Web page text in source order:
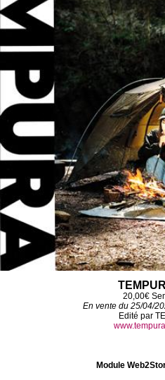
20,00€
En vente du 25/04/
Edité par
Module